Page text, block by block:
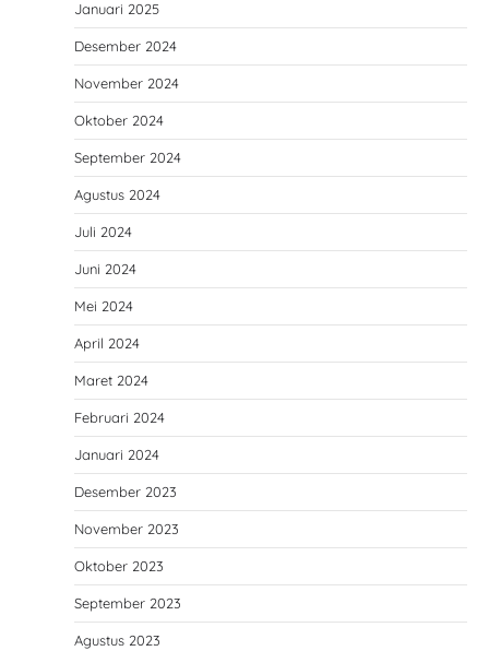
Januari 2025
Desember 2024
November 2024
Oktober 2024
September 2024
Agustus 2024
Juli 2024
Juni 2024
Mei 2024
April 2024
Maret 2024
Februari 2024
Januari 2024
Desember 2023
November 2023
Oktober 2023
September 2023
Agustus 2023